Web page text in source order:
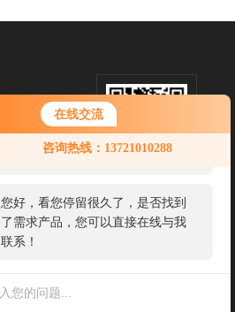
在线交流
咨询热线：13721010288
您好！欢迎前来咨询，很高兴为您
服务，请问您要咨询什么问题呢？
您好，看您停留很久了，是否找到
了需求产品，您可以直接在线与我
联系！